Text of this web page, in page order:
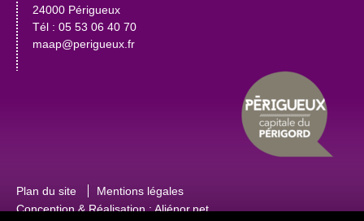
24000 Périgueux
Tél : 05 53 06 40 70
maap@perigueux.fr
Plan du site
Mentions légales
Conception & Réalisation :Aliénor.net